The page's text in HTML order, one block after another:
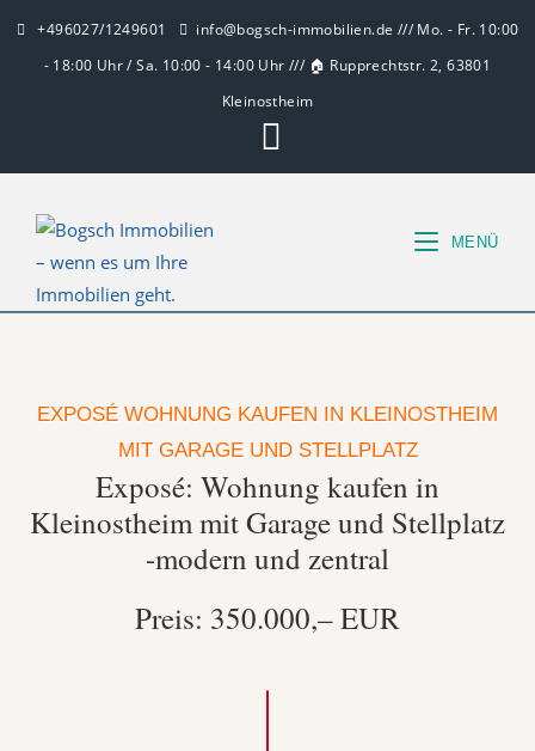
+496027/1249601
info@bogsch-immobilien.de /// Mo. - Fr. 10:00
- 18:00 Uhr / Sa. 10:00 - 14:00 Uhr /// 🏠 Rupprechtstr. 2, 63801
Kleinostheim
MENÜ
EXPOSÉ WOHNUNG KAUFEN IN KLEINOSTHEIM
MIT GARAGE UND STELLPLATZ
Exposé: Wohnung kaufen in
Kleinostheim mit Garage und Stellplatz
-modern und zentral
Preis: 350.000,– EUR